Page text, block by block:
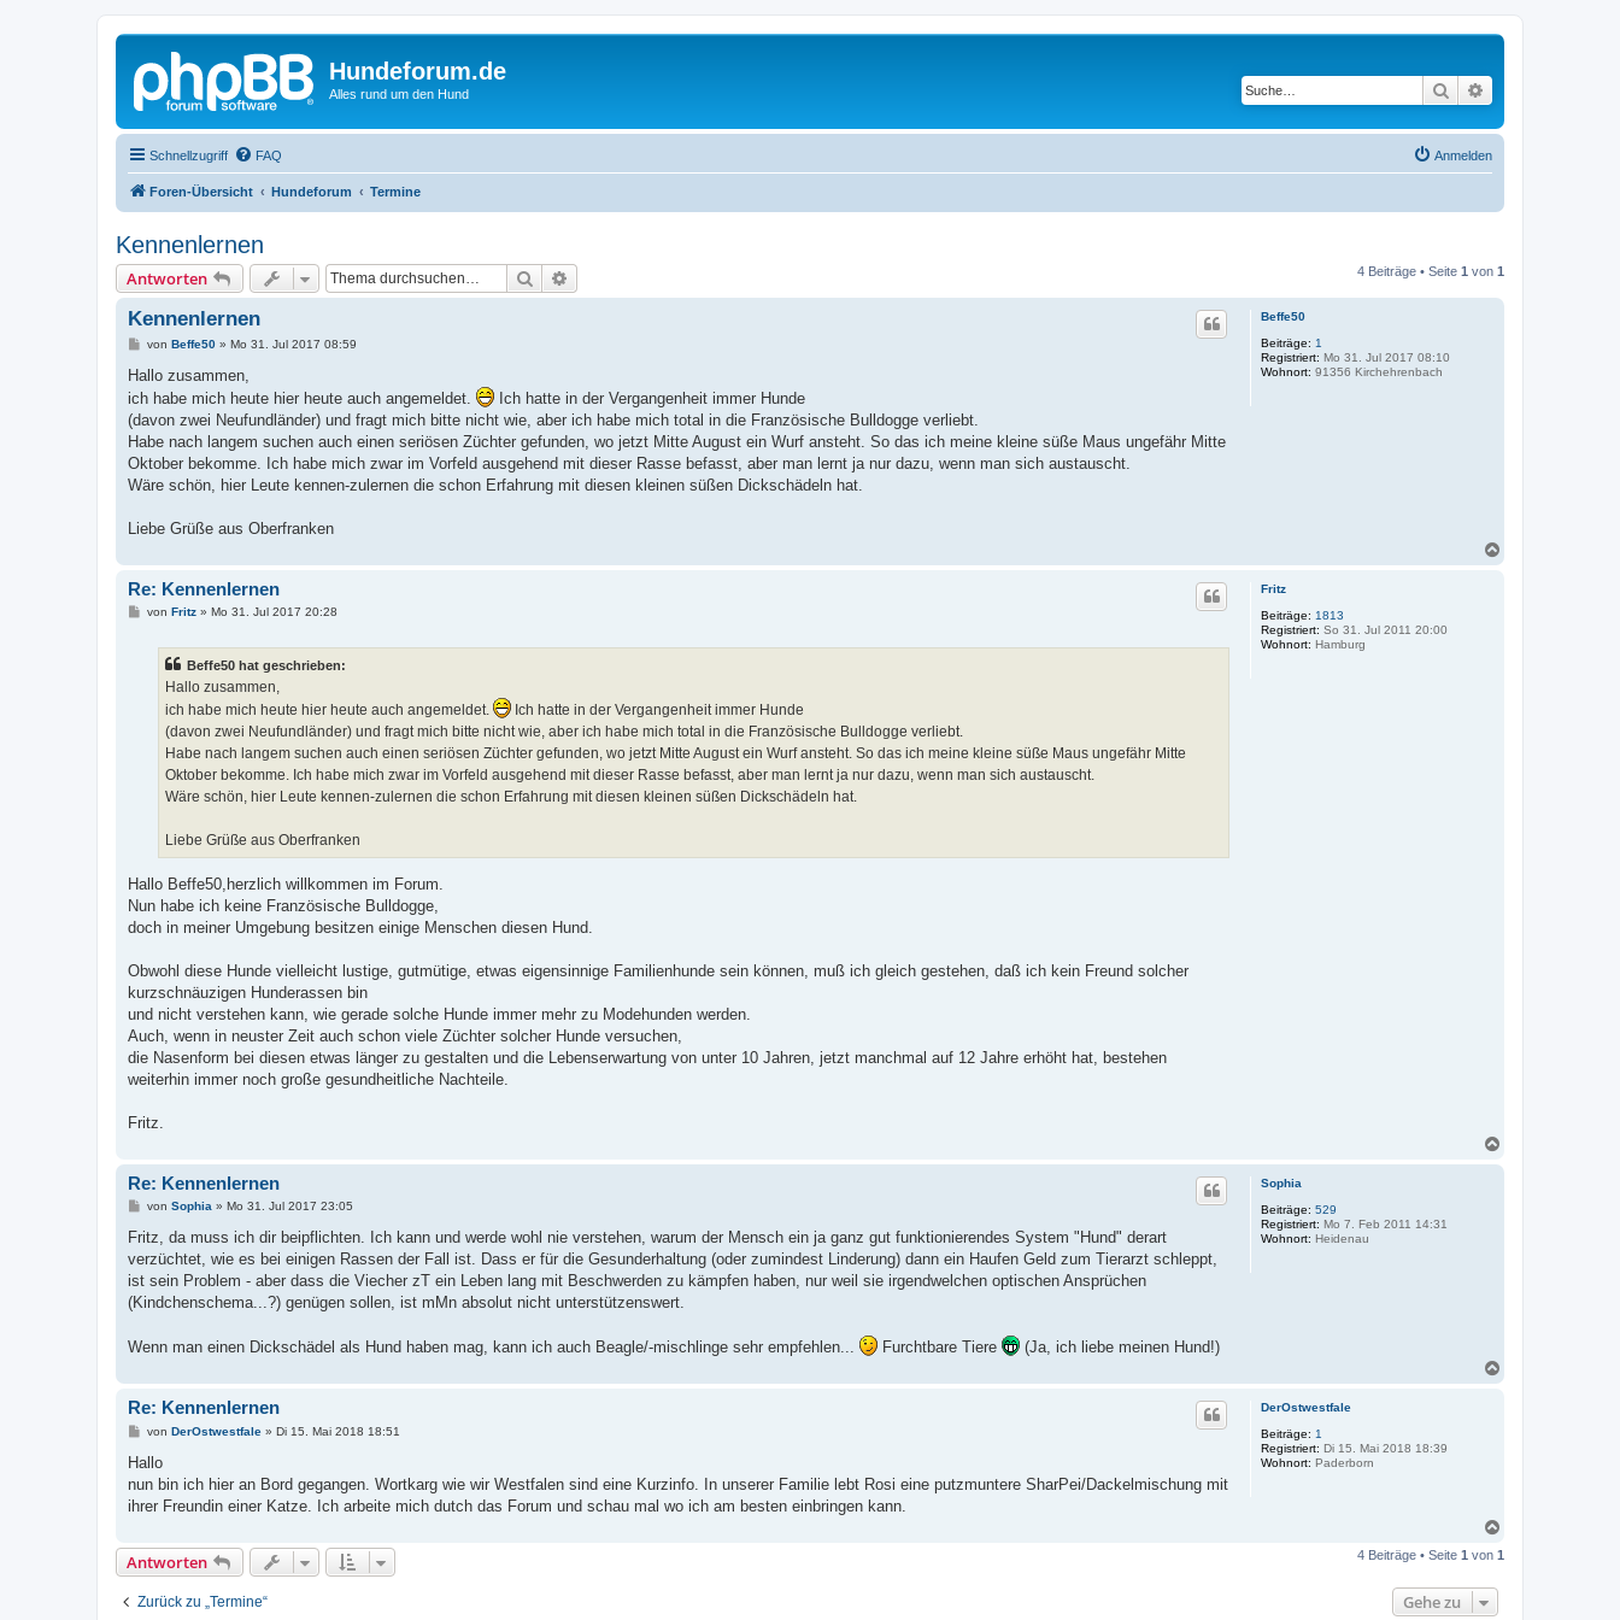
Hundeforum.de
Alles rund um den Hund Suche
Schnellzugriff FAQ Anmelden
Foren-Übersicht Hundeforum Termine
Kennenlernen
Antworten Suche 4 Beiträge • Seite 1 von 1
Beffe50
Beiträge: 1
Registriert: Mo 31. Jul 2017 08:10
Wohnort: 91356 Kirchehrenbach
Kennenlernen
B
i
r
a
g
von Beffe50» Mo 31. Jul 2017 08:59
Hallo zusammen,
ich habe mich heute hier heute auch angemeldet.
Ich hatte in der Vergangenheit immer Hunde
(davon zwei Neufundländer) und fragt mich bitte nicht wie, aber ich habe mich total in die Französische Bulldogge verliebt.
Habe nach langem suchen auch einen seriösen Züchter gefunden, wo jetzt Mitte August ein Wurf ansteht. So das ich meine kleine süße Maus ungefähr Mitte
Oktober bekomme. Ich habe mich zwar im Vorfeld ausgehend mit dieser Rasse befasst, aber man lernt ja nur dazu, wenn man sich austauscht.
Wäre schön, hier Leute kennen-zulernen die schon Erfahrung mit diesen kleinen süßen Dickschädeln hat.
Liebe Grüße aus Oberfranken
Fritz
Beiträge: 1813
Registriert: So 31. Jul 2011 20:00
Wohnort: Hamburg
Re: Kennenlernen
Bvon Fritz» Mo 31. Jul 2017 20:28
Beffe50 hat geschrieben:
Hallo zusammen,
ich habe mich heute hier heute auch angemeldet.
Ich hatte in der Vergangenheit immer Hunde
(davon zwei Neufundländer) und fragt mich bitte nicht wie, aber ich habe mich total in die Französische Bulldogge verliebt.
Habe nach langem suchen auch einen seriösen Züchter gefunden, wo jetzt Mitte August ein Wurf ansteht. So das ich meine kleine süße Maus ungefähr Mitte
Oktober bekomme. Ich habe mich zwar im Vorfeld ausgehend mit dieser Rasse befasst, aber man lernt ja nur dazu, wenn man sich austauscht.
Wäre schön, hier Leute kennen-zulernen die schon Erfahrung mit diesen kleinen süßen Dickschädeln hat.
Liebe Grüße aus Oberfranken
Hallo Beffe50,herzlich willkommen im Forum.
Nun habe ich keine Französische Bulldogge,
doch in meiner Umgebung besitzen einige Menschen diesen Hund.
Obwohl diese Hunde vielleicht lustige, gutmütige, etwas eigensinnige Familienhunde sein können, muß ich gleich gestehen, daß ich kein Freund solcher
kurzschnäuzigen Hunderassen bin
und nicht verstehen kann, wie gerade solche Hunde immer mehr zu Modehunden werden.
Auch, wenn in neuster Zeit auch schon viele Züchter solcher Hunde versuchen,
die Nasenform bei diesen etwas länger zu gestalten und die Lebenserwartung von unter 10 Jahren, jetzt manchmal auf 12 Jahre erhöht hat, bestehen
weiterhin immer noch große gesundheitliche Nachteile.
Fritz.
Sophia
Beiträge: 529
Registriert: Mo 7. Feb 2011 14:31
Wohnort: Heidenau
Re: Kennenlernen
B
i
r
a
von Sophia» Mo 31. Jul 2017 23:05
Fritz, da muss ich dir beipflichten. Ich kann und werde wohl nie verstehen, warum der Mensch ein ja ganz gut funktionierendes System "Hund" derart
verzüchtet, wie es bei einigen Rassen der Fall ist. Dass er für die Gesunderhaltung (oder zumindest Linderung) dann ein Haufen Geld zum Tierarzt schleppt,
ist sein Problem - aber dass die Viecher zT ein Leben lang mit Beschwerden zu kämpfen haben, nur weil sie irgendwelchen optischen Ansprüchen
(Kindchenschema...?) genügen sollen, ist mMn absolut nicht unterstützenswert.
Wenn man einen Dickschädel als Hund haben mag, kann ich auch Beagle/-mischlinge sehr empfehlen... Furchtbare Tiere (Ja, ich liebe meinen Hund!)
DerOstwestfale
Beiträge: 1
Registriert: Di 15. Mai 2018 18:39
Wohnort: Paderborn
Re: Kennenlernen
B
i
r
a
von DerOstwestfale» Di 15. Mai 2018 18:51
Hallo
nun bin ich hier an Bord gegangen. Wortkarg wie wir Westfalen sind eine Kurzinfo. In unserer Familie lebt Rosi eine putzmuntere SharPei/Dackelmischung mit
ihrer Freundin einer Katze. Ich arbeite mich dutch das Forum und schau mal wo ich am besten einbringen kann.
c
Antworten 4 Beiträge • Seite 1 von 1
Zurück zu „Termine“ Gehe zu